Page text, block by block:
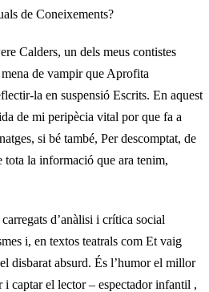
de Coneixements?
Calders, un dels meus contistes
de vampir que Aprofita
la en suspensió Escrits. En aquest
de mi peripècia vital por que fa a
si bé també, Per descomptat, de
tota la informació que ara tenim,
d’anàlisi i crítica social
i, en textos teatrals com Et vaig
disbarat absurd. És l’humor el millor
captar el lector – espectador infantil ,